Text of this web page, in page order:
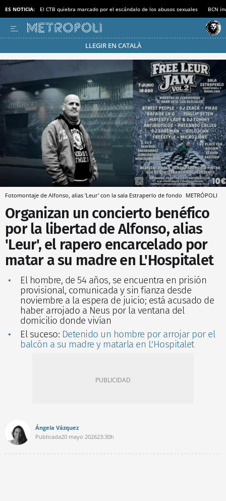
ES NOTICIA: El CTB quiebra marcado por el escándalo de los abusos sexuales BCN
LLEGIR EN CATALÀ
Pásate al MODO AHORRO
Fotomontaje de Alfonso, alias 'Leur' con la sala Estraperlo de fondo METRÓPOLI
Organizan un concierto benéfico
por la libertad de Alfonso, alias
'Leur', el rapero encarcelado por
matar a su madre en L'Hospitalet
El hombre, de 54 años, se encuentra en prisión
provisional, comunicada y sin fianza desde
noviembre a la espera de juicio; está acusado de
haber arrojado a Neus por la ventana del
domicilio donde vivían
El suceso: Detenido un hombre por arrojar por el
balcón a su madre y matarla en L'Hospitalet
Ángela Vázquez
Publicada20 mayo 202623:30h